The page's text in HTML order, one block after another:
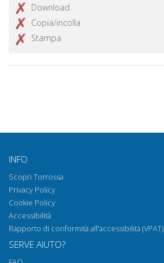
Download
Copia/incolla
Stampa
INFO
Scopri Torrossa
Privacy Policy
Cookie Policy
Accessibilità
Rapporto di conformità all'accessibilità (VPAT)
SERVE AIUTO?